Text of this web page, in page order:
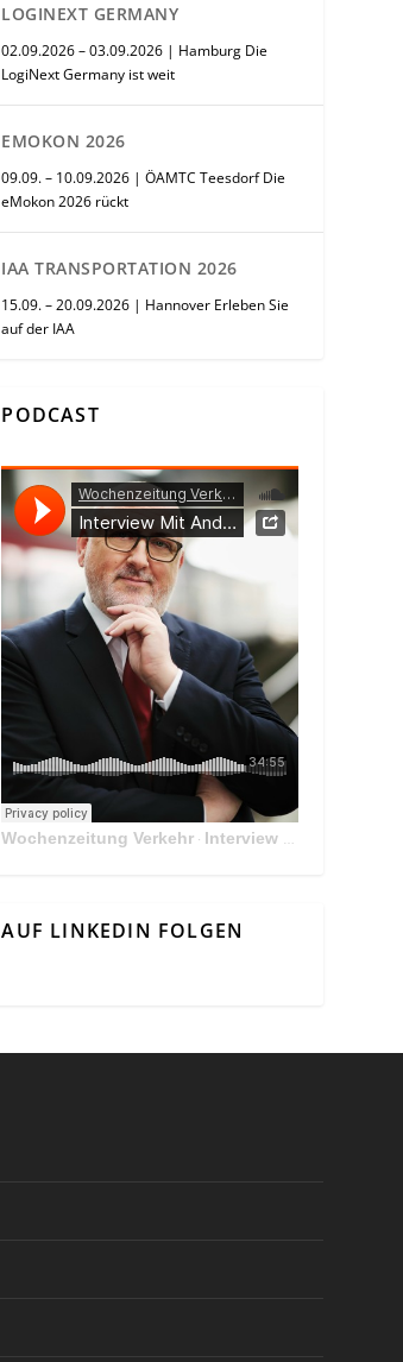
LOGINEXT GERMANY
02.09.2026 – 03.09.2026 | Hamburg Die
LogiNext Germany ist weit
EMOKON 2026
09.09. – 10.09.2026 | ÖAMTC Teesdorf Die
eMokon 2026 rückt
IAA TRANSPORTATION 2026
15.09. – 20.09.2026 | Hannover Erleben Sie
auf der IAA
PODCAST
Wochenzeitung Verkehr · Interview Mit Andreas Matthä, CEO der ÖBB Holding
AUF LINKEDIN FOLGEN